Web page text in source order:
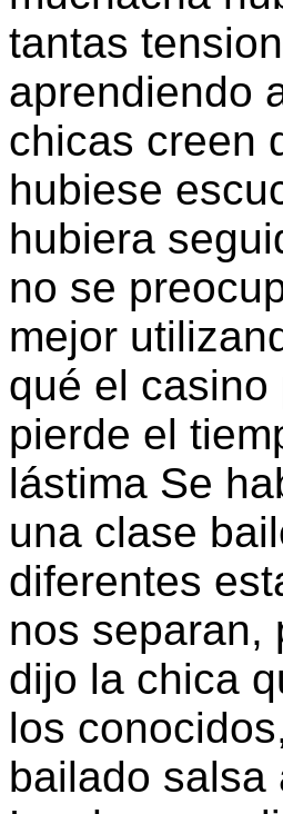
tantas
aprendiendo
chicas creen
hubiese
hubiera
no se
mejor
qué el
pierde el
lástima Se
una clase
diferentes
nos separan,
dijo la chica
los
bailado salsa